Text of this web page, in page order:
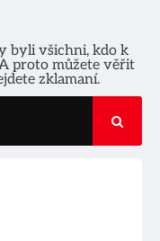
byli všichni, kdo k
proto můžete věřit
zklamaní.